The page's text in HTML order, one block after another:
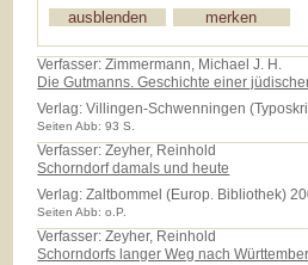
Verfasser: Zimmermann, Michael J. H.
Die Gutmanns. Geschichte einer
Verlag:Villingen-Schwenningen
Seiten Abb: 93 S.
Verfasser: Zeyher, Reinhold
Schorndorf damals und heute
Verlag:Zaltbommel (Europ. Bibliothek)
Seiten Abb: o.P.
Verfasser: Zeyher, Reinhold
Schorndorfs langer Weg nach